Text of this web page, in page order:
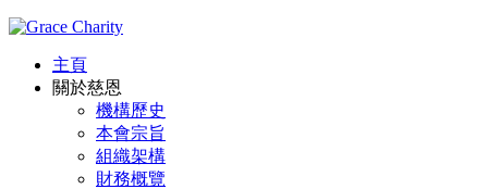
主頁
關於慈恩
機構歷史
本會宗旨
組織架構
財務概覽